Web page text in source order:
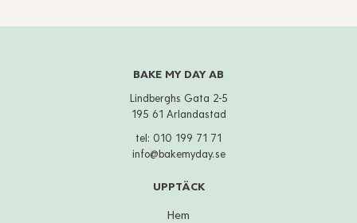
BAKE MY DAY AB
Lindberghs Gata 2-5
195 61 Arlandastad
tel: 010 199 71 71
info@bakemyday.se
UPPTÄCK
Hem